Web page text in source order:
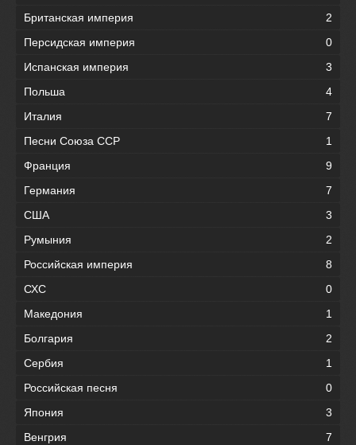
Британская империя
2
Персидская империя
0
Испанская империя
3
Польша
4
Италия
7
Песни Союза ССР
1
Франция
9
Германия
7
США
3
Румыния
2
Российская империя
8
СХС
0
Македония
1
Болгария
2
Сербия
1
Российская песня
0
Япония
3
Венгрия
7